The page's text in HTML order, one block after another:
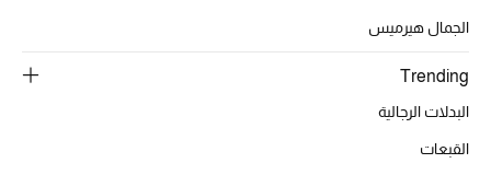
تشكيلة الأعراس
هدايا للنساء
الجمال هيرميس
Trending
البدلات الرجالية
القبعات